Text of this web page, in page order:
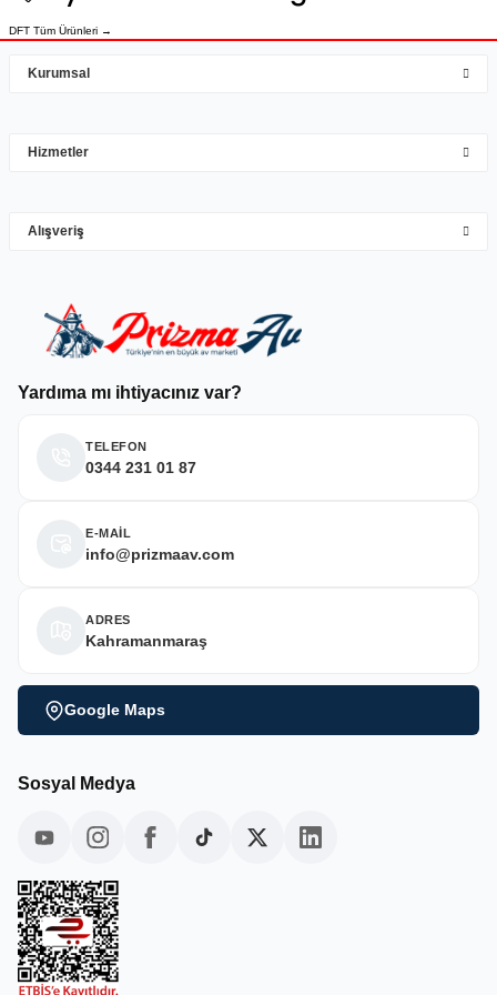
Bu ürüne benzer farklı alternatifler olmalı.
Deneyimini Paylaş
DFT Tüm Ürünleri →
Yardıma mı ihtiyacınız var?
TELEFON
0344 231 01 87
E-MAİL
info@prizmaav.com
ADRES
Kahramanmaraş
Google Maps
Kurumsal
Hizmetler
Alışveriş
Sosyal Medya